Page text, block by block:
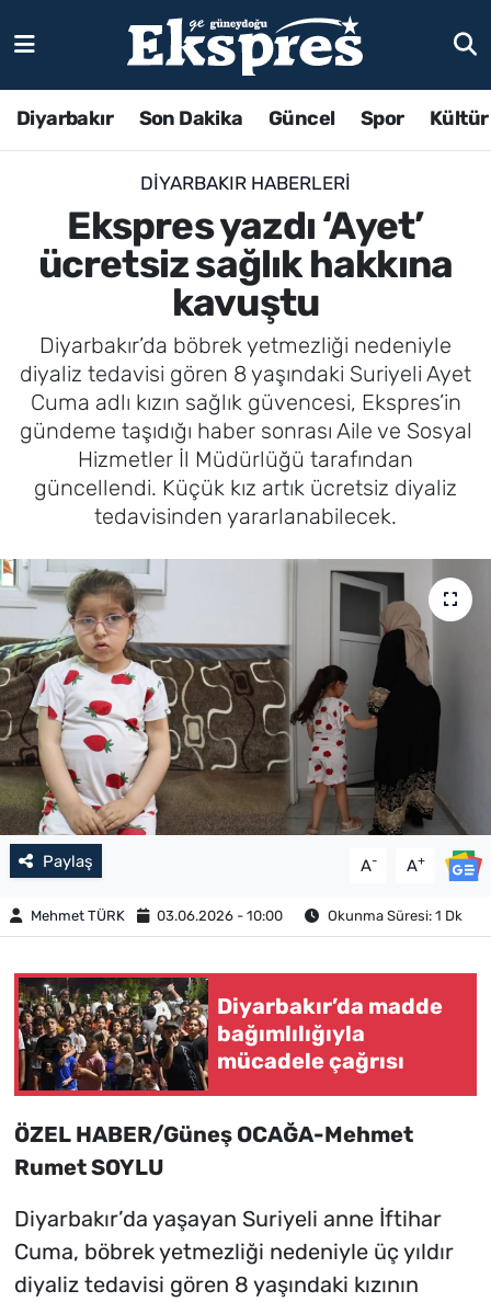
Diyarbakır Son Dakika Güncel Spor
DIYARBAKIR HABERLERI
Ekspres yazdı ‘Ayet’
ücretsiz sağlık hakkına
kavuştu
Diyarbakır’da böbrek yetmezliği nedeniyle
diyaliz tedavisi gören 8 yaşındaki Suriyeli Ayet
Cuma adlı kızın sağlık güvencesi, Ekspres’in
gündeme taşıdığı haber sonrası Aile ve Sosyal
Hizmetler İl Müdürlüğü tarafından
güncellendi. Küçük kız artık ücretsiz diyaliz
tedavisinden yararlanabilecek.
Paylaş A- A+
Mehmet TÜRK 03.06.2026 - 10:00 Okunma Süresi: 1 Dk
Diyarbakır’da madde
bağımlılığıyla
mücadele çağrısı
ÖZEL HABER/Güneş OCAĞA-Mehmet
Rumet SOYLU
Diyarbakır’da yaşayan Suriyeli anne İftihar
Cuma, böbrek yetmezliği nedeniyle üç yıldır
diyaliz tedavisi gören 8 yaşındaki kızının